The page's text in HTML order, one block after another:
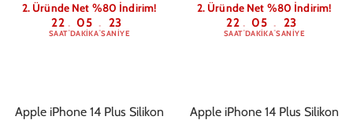
2. Üründe Net %80 İndirim!
22
SAAT: 05
DAKIKA: 22
SANIYE
2. Üründe Net %80 İndirim!
22
SAAT: 05
DAKIKA: 22
SANIYE
Apple iPhone 14 Plus Silikon
Apple iPhone 14 Plus Silikon